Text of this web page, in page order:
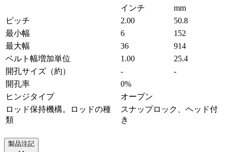
インチ
mm
ピッチ
2.00
50.8
最小幅
6
152
最大幅
36
914
ベルト幅増加単位
1.00
25.4
開孔サイズ（約）
-
-
開孔率
0%
ヒンジタイプ
オープン
ロッド保持機構。ロッドの種
類
スナップロック、ヘッド付
き
製品注記